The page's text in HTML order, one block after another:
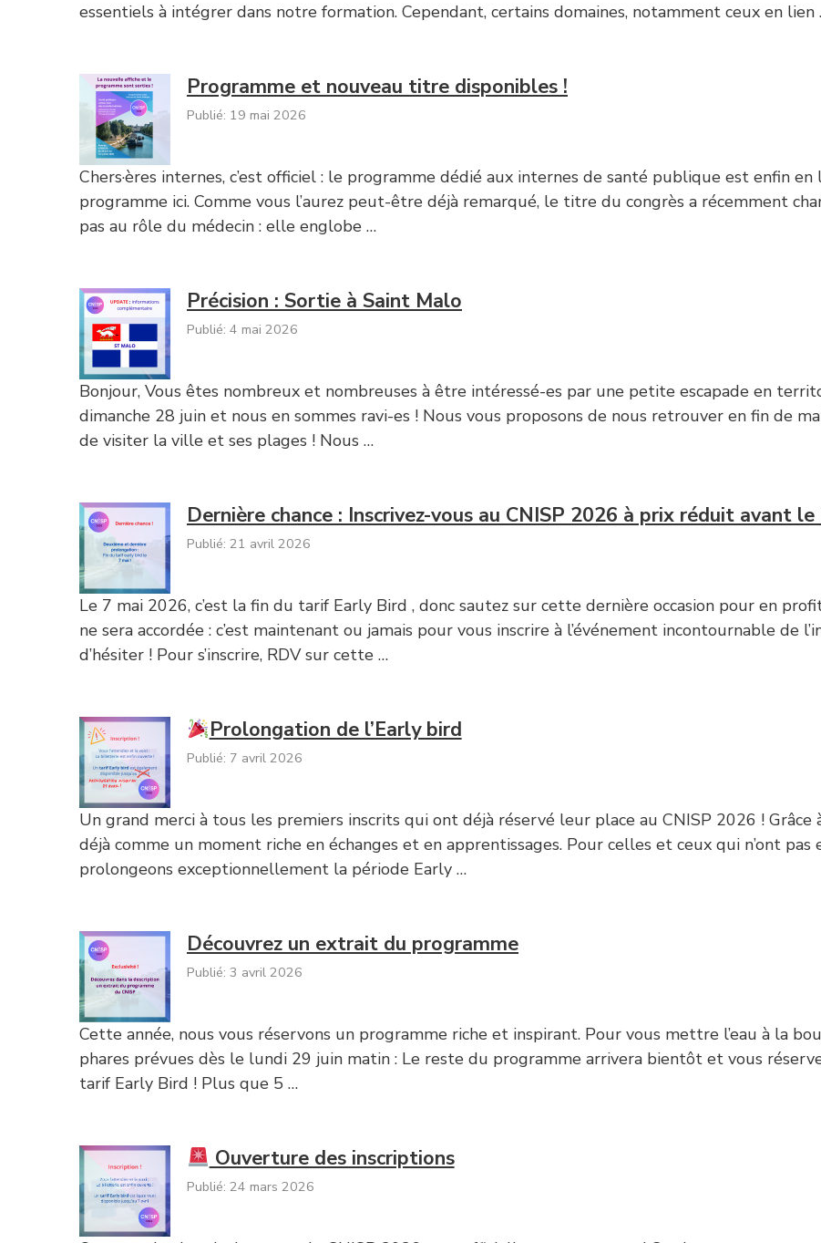
essentiels à intégrer dans notre formation. Cependant, certains domaines, notamment ceux en lien
Programme et nouveau titre disponibles !
Publié: 19 mai 2026
Chers·ères internes, c’est officiel : le programme dédié aux internes de santé publique est enfin
programme ici. Comme vous l’aurez peut-être déjà remarqué, le titre du congrès a récemment
pas au rôle du médecin : elle englobe …
Précision : Sortie à Saint Malo
Publié: 4 mai 2026
Bonjour, Vous êtes nombreux et nombreuses à être intéressé-es par une petite escapade en
dimanche 28 juin et nous en sommes ravi-es ! Nous vous proposons de nous retrouver en fin de
de visiter la ville et ses plages ! Nous …
Dernière chance : Inscrivez-vous au CNISP 2026 à prix réduit avant le
Publié: 21 avril 2026
Le 7 mai 2026, c’est la fin du tarif Early Bird , donc sautez sur cette dernière occasion pour en
ne sera accordée : c’est maintenant ou jamais pour vous inscrire à l’événement incontournable de
d’hésiter ! Pour s’inscrire, RDV sur cette …
Prolongation de l’Early bird
Publié: 7 avril 2026
Un grand merci à tous les premiers inscrits qui ont déjà réservé leur place au CNISP 2026 ! Grâce
déjà comme un moment riche en échanges et en apprentissages. Pour celles et ceux qui n’ont pas
prolongeons exceptionnellement la période Early …
Découvrez un extrait du programme
Publié: 3 avril 2026
Cette année, nous vous réservons un programme riche et inspirant. Pour vous mettre l’eau à la
phares prévues dès le lundi 29 juin matin : Le reste du programme arrivera bientôt et vous
tarif Early Bird ! Plus que 5 …
Ouverture des inscriptions
Publié: 24 mars 2026